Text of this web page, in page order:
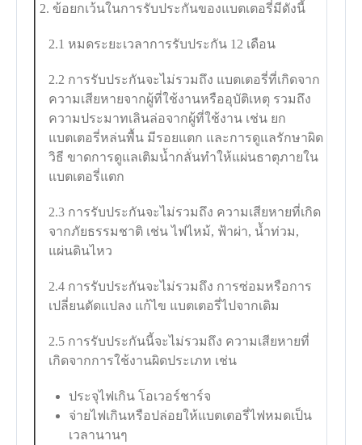
2. ข้อยกเว้นในการรับประกันของแบตเตอรี่มีดังนี้
2.1 หมดระยะเวลาการรับประกัน 12 เดือน
2.2 การรับประกันจะไม่รวมถึง แบตเตอรี่ที่เกิดจาก
ความเสียหายจากผู้ที่ใช้งานหรืออุบัติเหตุ รวมถึง
ความประมาทเลินล่อจากผู้ที่ใช้งาน เช่น ยก
แบตเตอรี่หล่นพื้น มีรอยแตก และการดูแลรักษาผิด
วิธี ขาดการดูแลเติมน้ำกลั่นทำให้แผ่นธาตุภายใน
แบตเตอรี่แตก
2.3 การรับประกันจะไม่รวมถึง ความเสียหายที่เกิด
จากภัยธรรมชาติ เช่น ไฟไหม้, ฟ้าผ่า, น้ำท่วม,
แผ่นดินไหว
2.4 การรับประกันจะไม่รวมถึง การซ่อมหรือการ
เปลี่ยนดัดแปลง แก้ไข แบตเตอรี่ไปจากเดิม
2.5 การรับประกันนี้จะไม่รวมถึง ความเสียหายที่
เกิดจากการใช้งานผิดประเภท เช่น
ประจุไฟเกิน โอเวอร์ชาร์จ
จ่ายไฟเกินหรือปล่อยให้แบตเตอรี่ไฟหมดเป็น
เวลานานๆ